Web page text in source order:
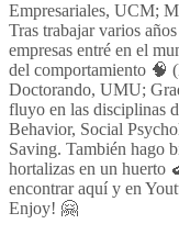
Empresariales, UCM;
Tras trabajar varios
empresas entré en el
del comportamiento 🧠
Doctorando, UMU;
fluyo en las disciplinas
Behavior, Social
Saving. También hago
hortalizas en un huerto
encontrar aquí y en
Enjoy! 🤗